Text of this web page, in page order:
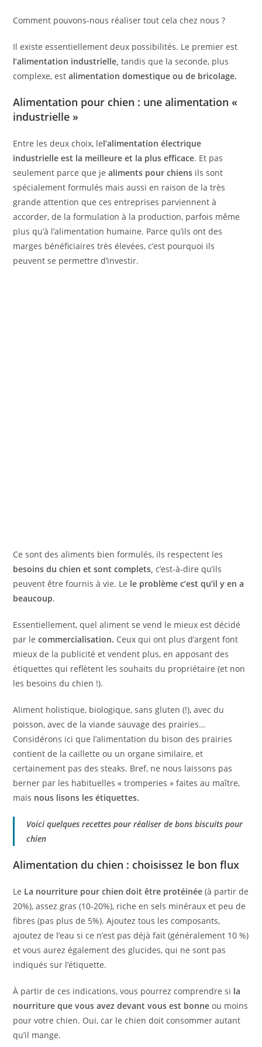
Comment pouvons-nous réaliser tout cela chez nous ?
Il existe essentiellement deux possibilités. Le premier est
l’alimentation industrielle,tandis que la seconde, plus
complexe, estalimentation domestique ou de bricolage.
Alimentation pour chien : une alimentation «
industrielle »
Entre les deux choix, lel’alimentation électrique
industrielle est la meilleure et la plus efficace. Et pas
seulement parce que jealiments pour chiens ils sont
spécialement formulés mais aussi en raison de la très
grande attention que ces entreprises parviennent à
accorder, de la formulation à la production, parfois même
plus qu’à l’alimentation humaine. Parce qu’ils ont des
marges bénéficiaires très élevées, c’est pourquoi ils
peuvent se permettre d’investir.
Ce sont des aliments bien formulés, ils respectent les
besoins du chien et sont complets,c’est-à-dire qu’ils
peuvent être fournis à vie. Le le problème c’est qu’il y en a
beaucoup.
Essentiellement, quel aliment se vend le mieux est décidé
par lecommercialisation. Ceux qui ont plus d’argent font
mieux de la publicité et vendent plus, en apposant des
étiquettes qui reflètent les souhaits du propriétaire (et non
les besoins du chien !).
Aliment holistique, biologique, sans gluten (!), avec du
poisson, avec de la viande sauvage des prairies…
Considérons ici que l’alimentation du bison des prairies
contient de la caillette ou un organe similaire, et
certainement pas des steaks. Bref, ne nous laissons pas
berner par les habituelles « tromperies » faites au maître,
mais nous lisons les étiquettes.
Voici quelques recettes pour réaliser de bons biscuits pour
chien
Alimentation du chien : choisissez le bon flux
Le La nourriture pour chien doit être protéinée (à partir de
20%), assez gras (10-20%), riche en sels minéraux et peu de
fibres (pas plus de 5%). Ajoutez tous les composants,
ajoutez de l’eau si ce n’est pas déjà fait (généralement 10 %)
et vous aurez également des glucides, qui ne sont pas
indiqués sur l’étiquette.
À partir de ces indications, vous pourrez comprendre si la
nourriture que vous avez devant vous est bonneou moins
pour votre chien. Oui, car le chien doit consommer autant
qu’il mange.